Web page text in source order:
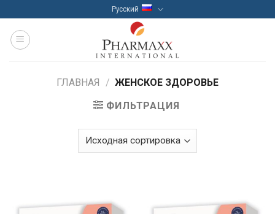
to
content
Русский
ГЛАВНАЯ / ЖЕНСКОЕ ЗДОРОВЬЕ
ФИЛЬТРАЦИЯ